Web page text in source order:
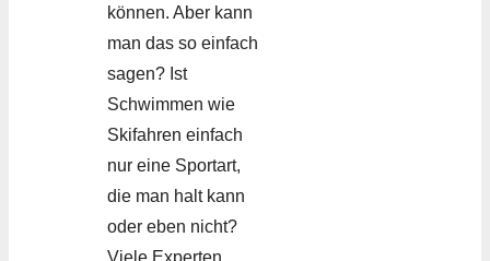
können. Aber kann
man das so einfach
sagen? Ist
Schwimmen wie
Skifahren einfach
nur eine Sportart,
die man halt kann
oder eben nicht?